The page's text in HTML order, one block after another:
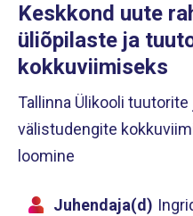
Keskkond uute
üliõpilaste ja
kokkuviimiseks
Tallinna Ülikooli
välistudengite
loomine
Juhendaja(d)